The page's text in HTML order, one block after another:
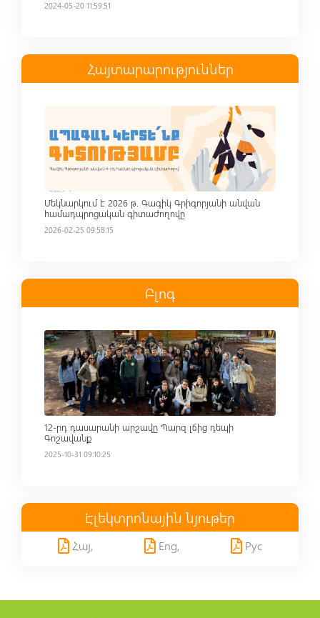
2024-05-20 11:59:51
Հայտարարություններ
Մեկնարկում է 2026 թ. Գագիկ Գրիգորյանի անվան
համադպրոցական գիտաժողովը
2026-02-25 09:58:15
Բլոգ
Read more
12-րդ դասարանի արշավը Պարզ լճից դեպի
Գոշավանք
2025-10-31 09:10:25
Էլեկտրոնային նյութեր
Հայ, Eng, Рус